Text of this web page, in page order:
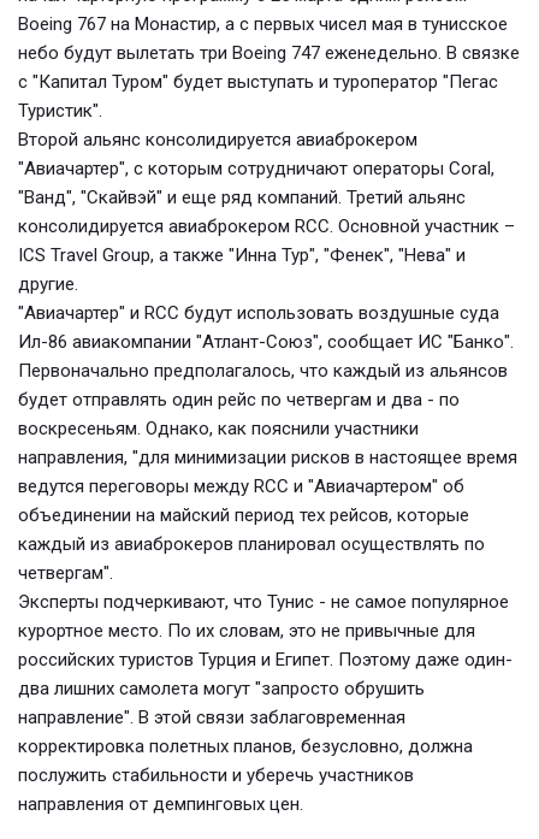
Boeing 767 на Монастир, а с первых чисел мая в тунисское
небо будут вылетать три Boeing 747 еженедельно. В связке
с "Капитал Туром" будет выступать и туроператор "Пегас
Туристик".
Второй альянс консолидируется авиаброкером
"Авиачартер", с которым сотрудничают операторы Coral,
"Ванд", "Скайвэй" и еще ряд компаний. Третий альянс
консолидируется авиаброкером RCC. Основной участник –
ICS Travel Group, а также "Инна Тур", "Фенек", "Нева" и
другие.
"Авиачартер" и RCC будут использовать воздушные суда
Ил-86 авиакомпании "Атлант-Союз", сообщает ИС "Банко".
Первоначально предполагалось, что каждый из альянсов
будет отправлять один рейс по четвергам и два - по
воскресеньям. Однако, как пояснили участники
направления, "для минимизации рисков в настоящее время
ведутся переговоры между RCC и "Авиачартером" об
объединении на майский период тех рейсов, которые
каждый из авиаброкеров планировал осуществлять по
четвергам".
Эксперты подчеркивают, что Тунис - не самое популярное
курортное место. По их словам, это не привычные для
российских туристов Турция и Египет. Поэтому даже один-
два лишних самолета могут "запросто обрушить
направление". В этой связи заблаговременная
корректировка полетных планов, безусловно, должна
послужить стабильности и уберечь участников
направления от демпинговых цен.